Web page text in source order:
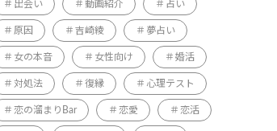
出会い 動画紹介 占い
原因 吉崎綾 夢占い
女の本音 女性向け 婚活
対処法 復縁 心理テスト
恋の溜まりBar 恋愛 恋活